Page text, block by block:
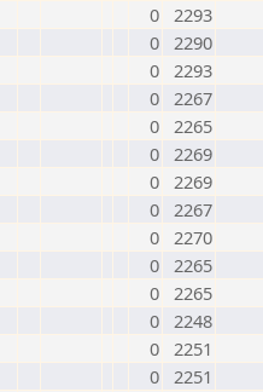
0 2293
0 2290
0 2293
0 2267
0 2265
0 2269
0 2269
0 2267
0 2270
0 2265
0 2265
0 2248
0 2251
0 2251